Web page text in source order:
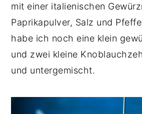
mit einer italienischen
Paprikapulver, Salz und
habe ich noch eine klein
und zwei kleine
und untergemischt.